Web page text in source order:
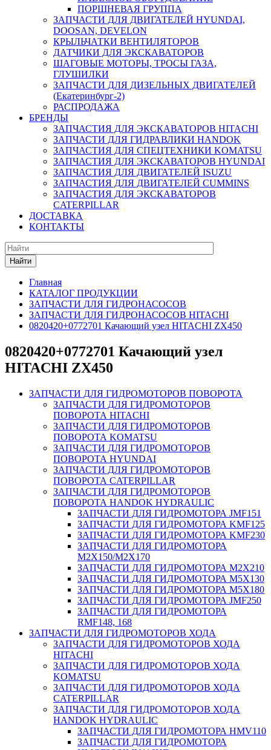
ПОРШНЕВАЯ ГРУППА
ЗАПЧАСТИ ДЛЯ ДВИГАТЕЛЕЙ HYUNDAI,
DOOSAN, DEVELON
КРЫЛЬЧАТКИ ВЕНТИЛЯТОРОВ
ДАТЧИКИ ДЛЯ ЭКСКАВАТОРОВ
ШАГОВЫЕ МОТОРЫ, ТРОСЫ ГАЗА,
ГЛУШИЛКИ
ЗАПЧАСТИ ДЛЯ ДИЗЕЛЬНЫХ ДВИГАТЕЛЕЙ
(Екатеринбург-2)
РАСПРОДАЖА
БРЕНДЫ
ЗАПЧАСТИЯ ДЛЯ ЭКСКАВАТОРОВ HITACHI
ЗАПЧАСТИ ДЛЯ ГИДРАВЛИКИ HANDOK
ЗАПЧАСТИЯ ДЛЯ СПЕЦТЕХНИКИ KOMATSU
ЗАПЧАСТИЯ ДЛЯ ЭКСКАВАТОРОВ HYUNDAI
ЗАПЧАСТИЯ ДЛЯ ДВИГАТЕЛЕЙ ISUZU
ЗАПЧАСТИЯ ДЛЯ ДВИГАТЕЛЕЙ CUMMINS
ЗАПЧАСТИЯ ДЛЯ ЭКСКАВАТОРОВ
CATERPILLAR
ДОСТАВКА
КОНТАКТЫ
Найти
Главная
КАТАЛОГ ПРОДУКЦИИ
ЗАПЧАСТИ ДЛЯ ГИДРОНАСОСОВ
ЗАПЧАСТИ ДЛЯ ГИДРОНАСОСОВ HITACHI
0820420+0772701 Качающий узел HITACHI ZX450
0820420+0772701 Качающий узел
HITACHI ZX450
ЗАПЧАСТИ ДЛЯ ГИДРОМОТОРОВ ПОВОРОТА
ЗАПЧАСТИ ДЛЯ ГИДРОМОТОРОВ
ПОВОРОТА HITACHI
ЗАПЧАСТИ ДЛЯ ГИДРОМОТОРОВ
ПОВОРОТА KOMATSU
ЗАПЧАСТИ ДЛЯ ГИДРОМОТОРОВ
ПОВОРОТА HYUNDAI
ЗАПЧАСТИ ДЛЯ ГИДРОМОТОРОВ
ПОВОРОТА CATERPILLAR
ЗАПЧАСТИ ДЛЯ ГИДРОМОТОРОВ
ПОВОРОТА HANDOK HYDRAULIC
ЗАПЧАСТИ ДЛЯ ГИДРОМОТОРА JMF151
ЗАПЧАСТИ ДЛЯ ГИДРОМОТОРА KMF125
ЗАПЧАСТИ ДЛЯ ГИДРОМОТОРА KMF230
ЗАПЧАСТИ ДЛЯ ГИДРОМОТОРА
M2X150/M2X170
ЗАПЧАСТИ ДЛЯ ГИДРОМОТОРА M2X210
ЗАПЧАСТИ ДЛЯ ГИДРОМОТОРА M5X130
ЗАПЧАСТИ ДЛЯ ГИДРОМОТОРА M5X180
ЗАПЧАСТИ ДЛЯ ГИДРОМОТОРА JMF250
ЗАПЧАСТИ ДЛЯ ГИДРОМОТОРА
RMF148, 168
ЗАПЧАСТИ ДЛЯ ГИДРОМОТОРОВ ХОДА
ЗАПЧАСТИ ДЛЯ ГИДРОМОТОРОВ ХОДА
HITACHI
ЗАПЧАСТИ ДЛЯ ГИДРОМОТОРОВ ХОДА
KOMATSU
ЗАПЧАСТИ ДЛЯ ГИДРОМОТОРОВ ХОДА
CATERPILLAR
ЗАПЧАСТИ ДЛЯ ГИДРОМОТОРОВ ХОДА
HANDOK HYDRAULIC
ЗАПЧАСТИ ДЛЯ ГИДРОМОТОРА HMV110
ЗАПЧАСТИ ДЛЯ ГИДРОМОТОРА